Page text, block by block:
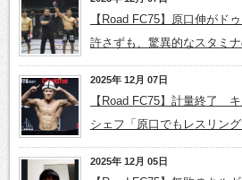
【Road FC75】原口伸がド
許さずも、驚異的なスタミ
2025年 12月 07日
【Road FC75】計量終了
シェフ「原口でもレスリン
2025年 12月 05日